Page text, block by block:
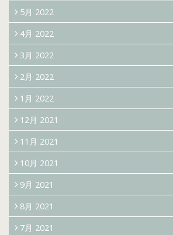
5月 2022
4月 2022
3月 2022
2月 2022
1月 2022
12月 2021
11月 2021
10月 2021
9月 2021
8月 2021
7月 2021